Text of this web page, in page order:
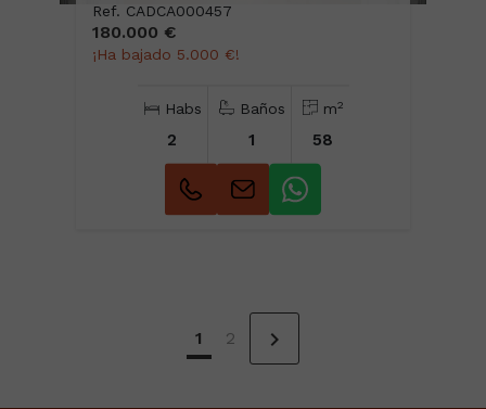
Ref. CADCA000457
180.000 €
¡Ha bajado 5.000 €!
Habs
2
Baños
1
m2
58
1 2 chevron_right